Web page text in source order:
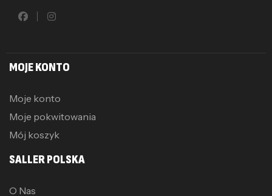
MOJE KONTO
Moje konto
Moje pokwitowania
Mój koszyk
SALLER POLSKA
O Nas